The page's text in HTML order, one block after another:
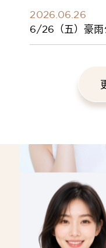
2026.06.26
6/26（五）豪雨